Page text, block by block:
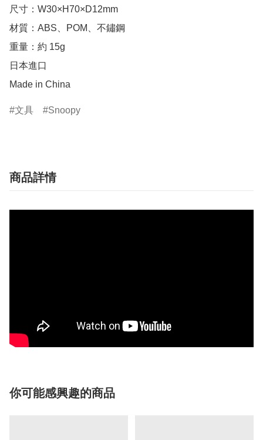
尺寸：W30×H70×D12mm
材質：ABS、POM、不鏽鋼
重量：約 15g
日本進口
Made in China
文具 Snoopy
商品詳情
你可能感興趣的商品